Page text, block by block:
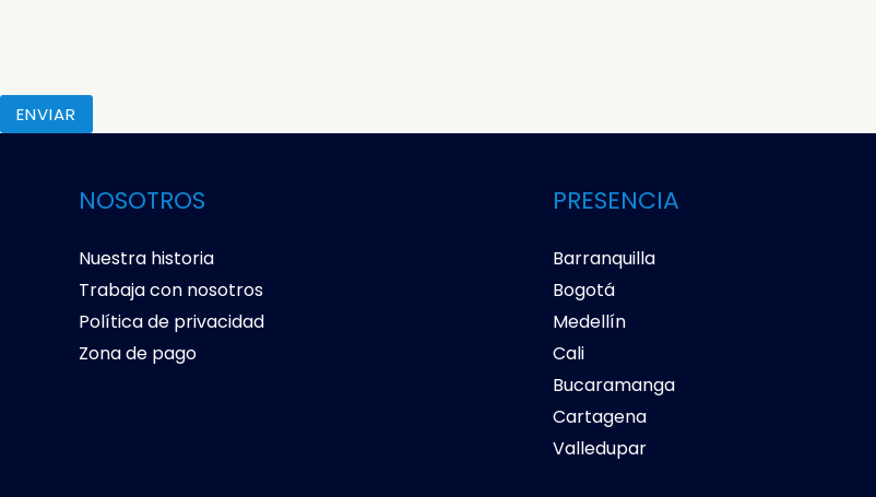
ENVIAR
NOSOTROS
Nuestra historia
Trabaja con nosotros
Política de privacidad
Zona de pago
PRESENCIA
Barranquilla
Bogotá
Medellín
Cali
Bucaramanga
Cartagena
Valledupar